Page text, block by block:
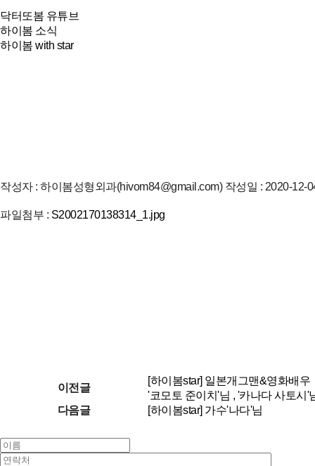
닥터또봄 유튜브
하이봄 소식
하이봄 with star
작성자 : 하이봄성형외과(hivom84@gmail.com) 작성일 : 2020-12-
파일첨부 : S2002170138314_1.jpg
이전글
[하이봄star] 일본개그맨&영화배우
'코모토 준이치'님 , '카나다 사토시'
다음글
[하이봄star] 가수'나다'님